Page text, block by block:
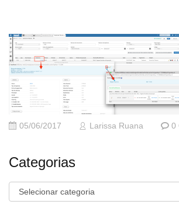
05/06/2017 Larissa Ruana 0
Categorias
Categorias